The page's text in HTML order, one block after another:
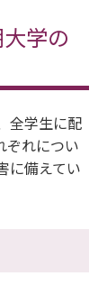
学の
全学生に配
ぞれについ
に備えてい